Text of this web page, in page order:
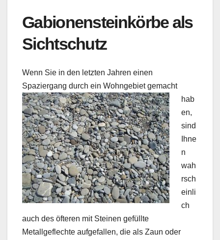
Gabionensteinkörbe als
Sichtschutz
Wenn Sie in den letzten Jahren einen
Spaziergang durch ein Wohngebiet gemacht
hab
en,
sind
Ihne
n
wah
rsch
einli
ch
auch des öfteren mit Steinen gefüllte
Metallgeflechte aufgefallen, die als Zaun oder